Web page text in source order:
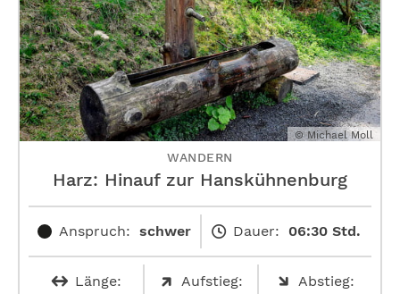
© Michael Moll
WANDERN
Harz: Hinauf zur ­Hanskühnenburg
Anspruch: schwer Dauer: 06:30 Std.
Länge:
Aufstieg:
Abstieg: